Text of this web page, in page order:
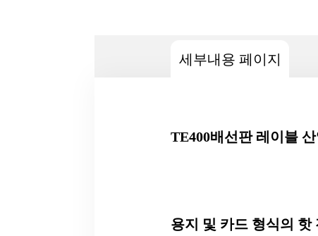
세부내용 페이지
TE400배선판 레이블
용지 및 카드 형식의 핫